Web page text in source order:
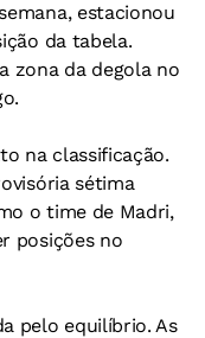
estacionou
da tabela.
zona da degola no
na classificação.
sétima
o time de Madri,
posições no
pelo equilíbrio. As